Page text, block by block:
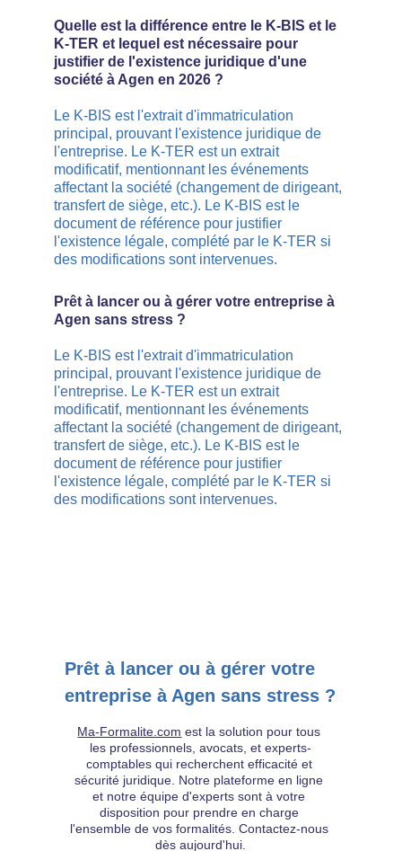
Quelle est la différence entre le K-BIS et le
K-TER et lequel est nécessaire pour
justifier de l'existence juridique d'une
société à Agen en 2026 ?
Le K-BIS est l'extrait d'immatriculation
principal, prouvant l'existence juridique de
l'entreprise. Le K-TER est un extrait
modificatif, mentionnant les événements
affectant la société (changement de dirigeant,
transfert de siège, etc.). Le K-BIS est le
document de référence pour justifier
l'existence légale, complété par le K-TER si
des modifications sont intervenues.
Prêt à lancer ou à gérer votre entreprise à
Agen sans stress ?
Le K-BIS est l'extrait d'immatriculation
principal, prouvant l'existence juridique de
l'entreprise. Le K-TER est un extrait
modificatif, mentionnant les événements
affectant la société (changement de dirigeant,
transfert de siège, etc.). Le K-BIS est le
document de référence pour justifier
l'existence légale, complété par le K-TER si
des modifications sont intervenues.
Prêt à lancer ou à gérer votre
entreprise à Agen sans stress ?
Ma-Formalite.com est la solution pour tous
les professionnels, avocats, et experts-
comptables qui recherchent efficacité et
sécurité juridique. Notre plateforme en ligne
et notre équipe d'experts sont à votre
disposition pour prendre en charge
l'ensemble de vos formalités. Contactez-nous
dès aujourd'hui.